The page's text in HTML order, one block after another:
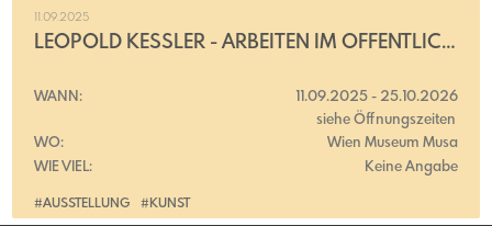
#AUSSTELLUNG #KUNST
11.09.2025
LEOPOLD KESSLER - ARBEITEN IM ÖFFENTLICHEN RAUM
WANN: 11.09.2025- 25.10.2026
siehe Öffnungszeiten
WO:
Wien Museum Musa
WIE VIEL:
Keine Angabe